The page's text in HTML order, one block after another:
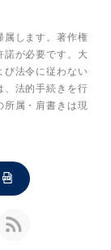
属します。著作権
が必要です。大
び法令に従わない
、法的手続きを行
所属・肩書きは現